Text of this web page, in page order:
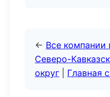
← Все компании
Северо-
округ
Главная